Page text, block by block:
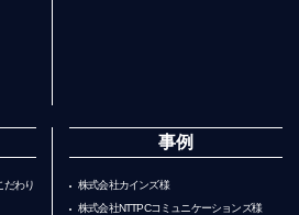
だわり
事例
株式会社カインズ様
株式会社NTTPCコミュニケーションズ様